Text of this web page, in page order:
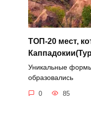
ТОП-20 мест,
Уникальные
образовались
0 85